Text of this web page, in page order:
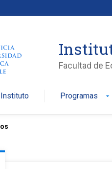
Facultad de
Instituto Programas arrow_drop_down